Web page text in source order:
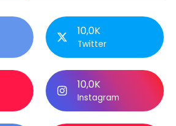
10,0K
Twitter
10,0K
Instagram